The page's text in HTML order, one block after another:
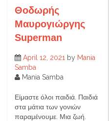
Θοδωρής
Μαυρογιώργης
Superman
April 12, 2021 by Mania
Samba
Mania Samba
Είμαστε όλοι παιδιά. Παιδιά
στα μάτια των γονιών
παραμένουμε. Μια ζωή.